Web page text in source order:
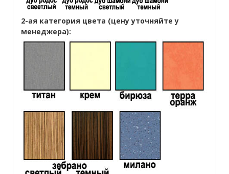
2-ая категория цвета (цену уточняйте у
менеджера):